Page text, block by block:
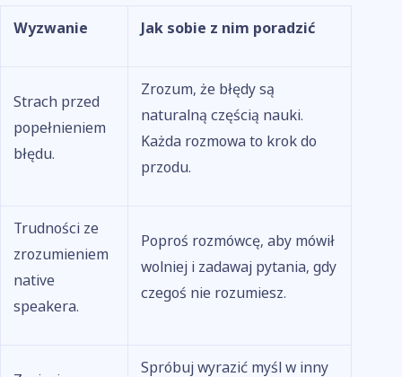
Wyzwanie Jak sobie z nim poradzić
Strach przed
popełnieniem
błędu.
Zrozum, że błędy są
naturalną częścią nauki.
Każda rozmowa to krok do
przodu.
Trudności ze
zrozumieniem
native
speakera.
Poproś rozmówcę, aby mówił
wolniej i zadawaj pytania, gdy
czegoś nie rozumiesz.
Spróbuj wyrazić myśl w inny